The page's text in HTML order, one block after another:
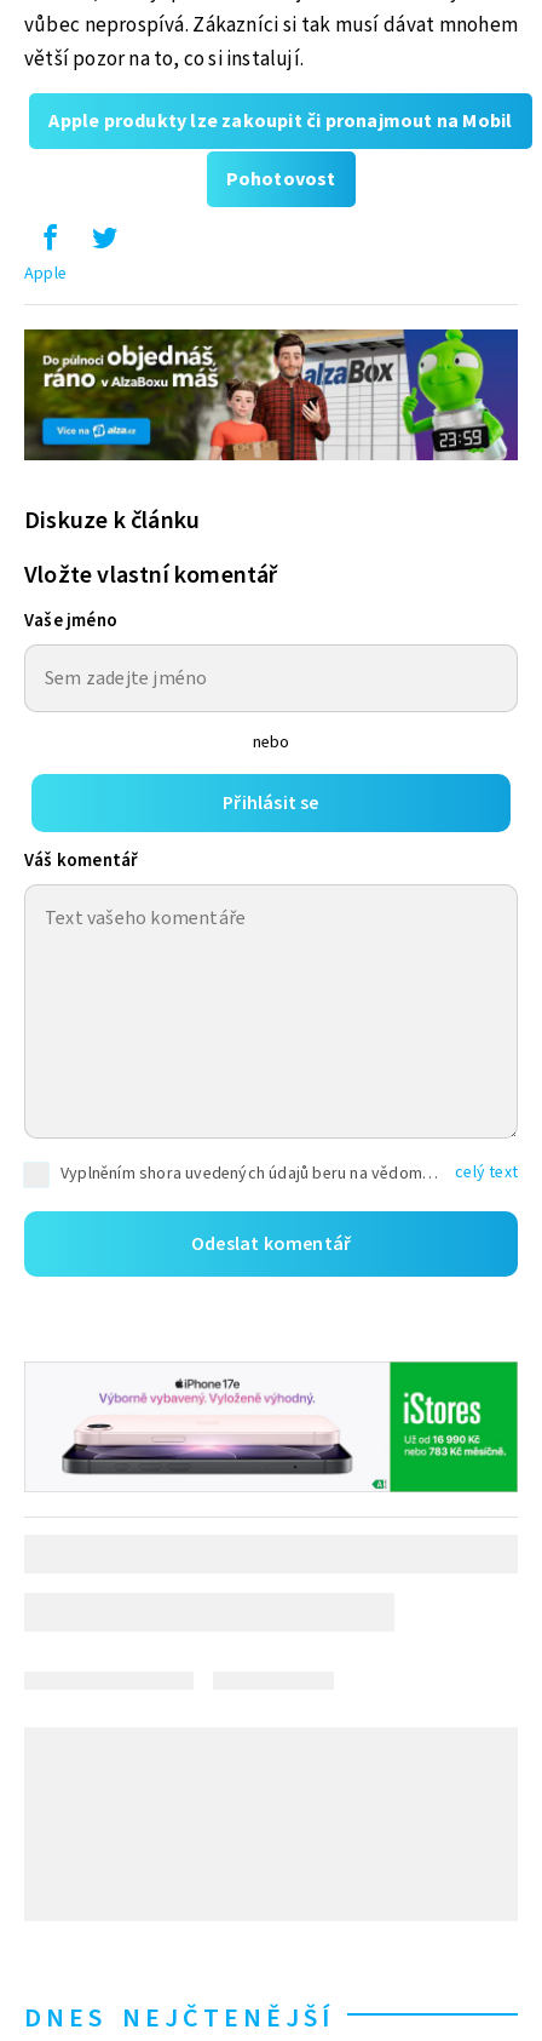
vůbec neprospívá. Zákazníci si tak musí dávat mnohem
větší pozor na to, co si instalují.
Apple produkty lze zakoupit či pronajmout na Mobil
Pohotovost
Apple
Diskuze k článku
Vložte vlastní komentář
Vaše jméno
nebo
Přihlásit se
Váš komentář
Vyplněním shora uvedených údajů beru na vědomí, že společnost TEXT FACTORY s.r.o., sídlem Brno, Durďákova 336/29, Černá Pole, PSČ: 613 00, IČ: 06157831, zapsané u Krajského soudu v Brně, oddíl C, vložka 100399, bude zpracovávat mé osobní údaje uvedené v rámci mnou vyplněného registračního formuláře na základě oprávněných zájmů TEXT FACTORY s.r.o. dle čl. 6 odst. 1 písm. f) GDPR a pro splnění právních povinností (čl. 6 odst. 1 písm. c) GDPR), a to pro tyto účely: nezbytnost zajistit oprávnění návštěvníka webových stránek provozovaných společností TEXT FACTORY s.r.o. přispívat aktivně ke zveřejněným článkům nebo v rámci diskusních fór a výkon práv TEXT FACTORY s.r.o. jako administrátora těchto diskusních fór. Více informací o zpracování osobních údajů a právech lze nalézt v celý text
DNES NEJČTENĚJŠÍ